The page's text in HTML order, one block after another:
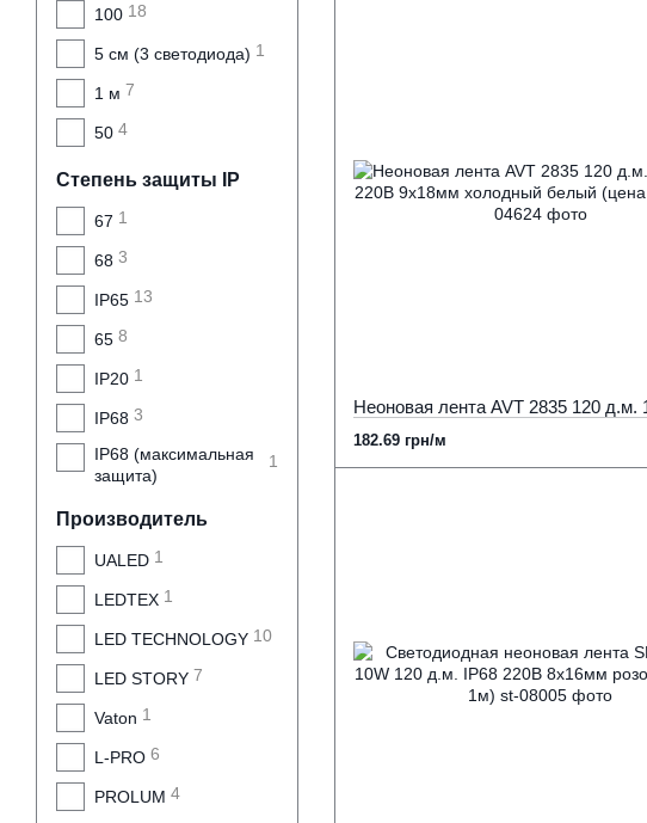
182.69 грн/м
100 18
5 см (3 светодиода) 1
1 м 7
50 4
Степень защиты IP
67 1
68 3
IP65 13
65 8
IP20 1
IP68 3
IP68 (максимальная
защита)
1
Производитель
UALED 1
LEDTEX 1
LED TECHNOLOGY 10
LED STORY 7
Vaton 1
L-PRO 6
PROLUM 4